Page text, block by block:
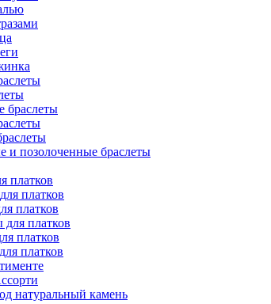
браслеты
и позолоченные браслеты
платков
платков
платков
платков
платков
платков
натуральный камень